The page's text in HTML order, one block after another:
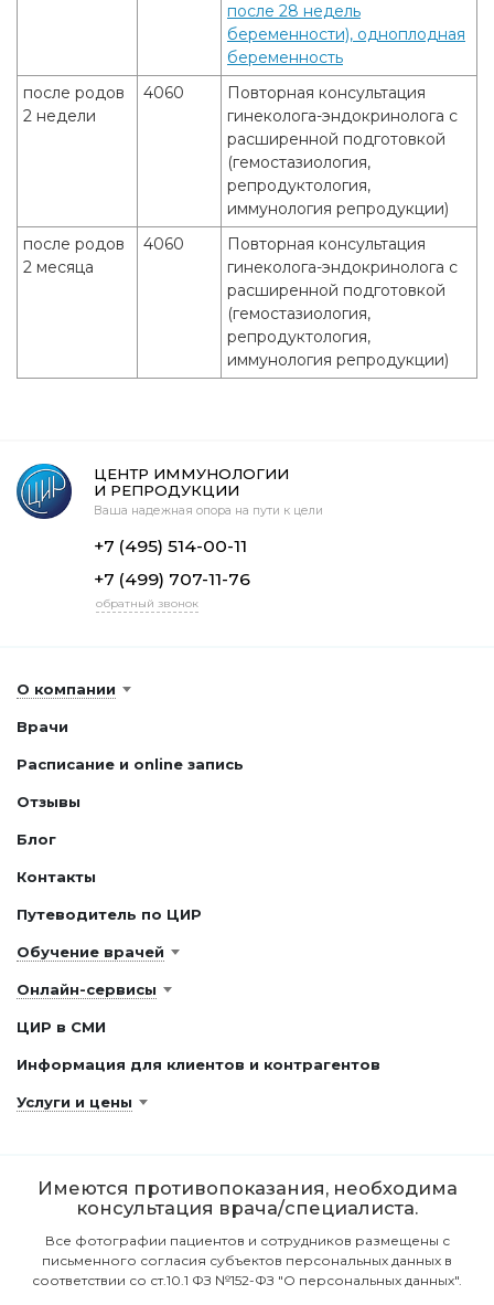
после 28 недель
беременности), одноплодная
беременность
после родов
2 недели
4060
Повторная консультация
гинеколога-эндокринолога с
расширенной подготовкой
(гемостазиология,
репродуктология,
иммунология репродукции)
после родов
2 месяца
4060
Повторная консультация
гинеколога-эндокринолога с
расширенной подготовкой
(гемостазиология,
репродуктология,
иммунология репродукции)
ЦЕНТР ИММУНОЛОГИИ
И РЕПРОДУКЦИИ
Ваша надежная опора на пути к цели
+7 (495) 514-00-11
+7 (499) 707-11-76
обратный звонок
О компании
Врачи
Расписание и online запись
Отзывы
Блог
Контакты
Путеводитель по ЦИР
Обучение врачей
Онлайн-сервисы
ЦИР в СМИ
Информация для клиентов и контрагентов
Услуги и цены
Имеются противопоказания, необходима
консультация врача/специалиста.
Все фотографии пациентов и сотрудников размещены с
письменного согласия субъектов персональных данных в
соответствии со ст.10.1 ФЗ №152-ФЗ "О персональных данных".